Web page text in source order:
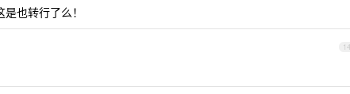
也转行了么！
14